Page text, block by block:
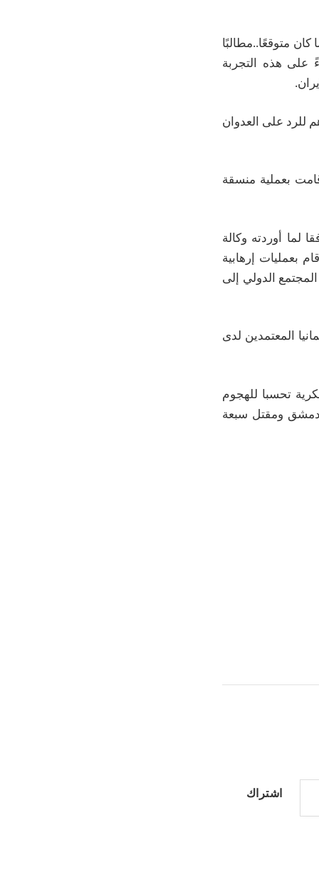
كان متوقعًا..مطالبًا
على هذه التجربة
للرد على العدوان
بعملية منسقة
لما أوردته وكالة
بعمليات إرهابية
الدولي إلى
المعتمدين لدى
تحسبا للهجوم
دمشق ومقتل سبعة
اشتراك